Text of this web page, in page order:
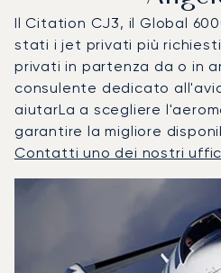
Il Citation CJ3, il Global
stati i jet privati più
privati in partenza da o in
consulente dedicato
aiutarLa a scegliere
garantire la migliore
Contatti uno dei nostri
Modello